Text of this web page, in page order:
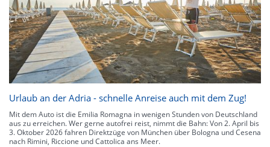
Urlaub an der Adria - schnelle Anreise auch mit dem Zug!
Mit dem Auto ist die Emilia Romagna in wenigen Stunden von Deutschland
aus zu erreichen. Wer gerne autofrei reist, nimmt die Bahn: Von 2. April bis
3. Oktober 2026 fahren Direktzüge von München über Bologna und Cesena
nach Rimini, Riccione und Cattolica ans Meer.